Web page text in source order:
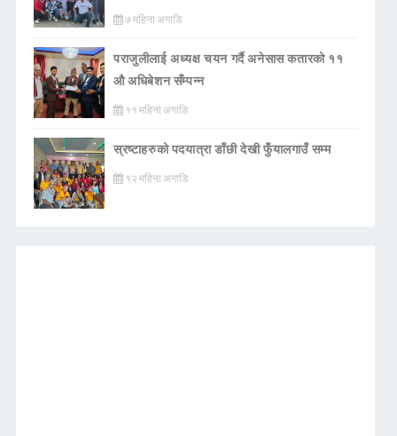
७ महिना अगाडि
पराजुलीलाई अध्यक्ष चयन गर्दै अनेसास कतारको ११
औ अधिबेशन सँम्पन्न
११ महिना अगाडि
स्रष्टाहरुको पदयात्रा डाँछी देखी फुँयालगाउँ सम्म
१२ महिना अगाडि